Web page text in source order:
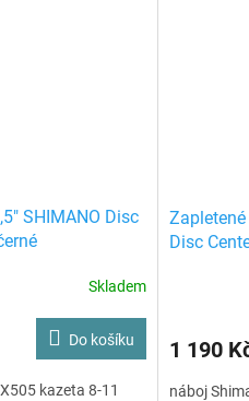
SHIMANO Disc
Skladem
Do košíku
kazeta 8-11
Disc
1 190
náboj